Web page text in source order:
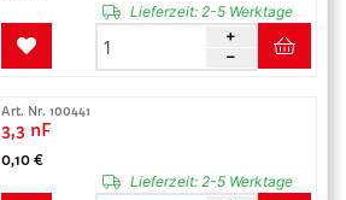
Lieferzeit:2-5 Werktage
Art. Nr. 100441
3,3 nF
0,10 €
Lieferzeit:2-5 Werktage